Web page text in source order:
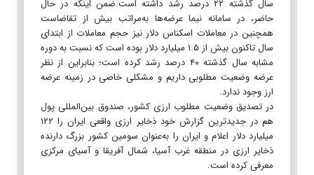
سال گذشته ۲۲ درصد رشد داشته است.ضمن اینکه در حال
حاضر، در سامانه نیما عرضه‌ها به‌مراتب بیش از تقاضاست
همچنین در معاملات اسکناس دلار نیز حجم معاملات از ابتدای
سال تاکنون بیش از ۱.۵ میلیارد دلار بوده است که نسبت به دوره
مشابه سال گذشته ۴۰ درصد رشد کرده است؛ بنابراین از نظر
عرضه وضعیت مطلوبی داریم و مشکلی خاصی در زمینه عرضه
ارز وجود ندارد.
در تصدیق وضعیت مطلوب ارزی کشور، صندوق بین‌المللی پول
هم در جدیدترین گزارش خود ذخایر ارزی واقعی ایران را ۱۲۲
میلیارد دلار اعلام و ایران را به‌عنوان سومین کشور بزرگ دارنده
ذخایر ارزی در منطقه غرب آسیا، شمال آفریقا و آسیای مرکزی
معرفی کرده است.